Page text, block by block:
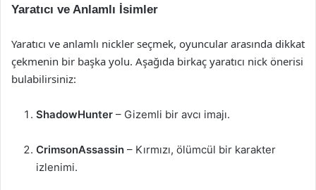
Yaratıcı ve Anlamlı İsimler
Yaratıcı ve anlamlı nickler seçmek, oyuncular arasında dikkat
çekmenin bir başka yolu. Aşağıda birkaç yaratıcı nick önerisi
bulabilirsiniz:
ShadowHunter – Gizemli bir avcı imajı.
CrimsonAssassin – Kırmızı, ölümcül bir karakter
izlenimi.